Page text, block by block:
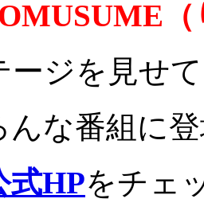
（
ージを見せ
んな番組に
式HPをチェ